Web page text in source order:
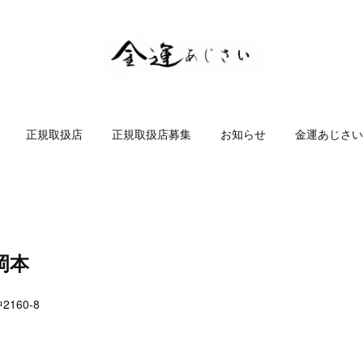
正規取扱店 正規取扱店募集 お知らせ 金運あじさ
本
2160-8